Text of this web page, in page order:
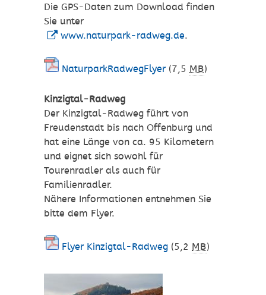
Die GPS-Daten zum Download finden
Sie unter
www.naturpark-radweg.de.
NaturparkRadwegFlyer (7,5 MB)
Kinzigtal-Radweg
Der Kinzigtal-Radweg führt von
Freudenstadt bis nach Offenburg und
hat eine Länge von ca. 95 Kilometern
und eignet sich sowohl für
Tourenradler als auch für
Familienradler.
Nähere Informationen entnehmen Sie
bitte dem Flyer.
Flyer Kinzigtal-Radweg (5,2 MB)